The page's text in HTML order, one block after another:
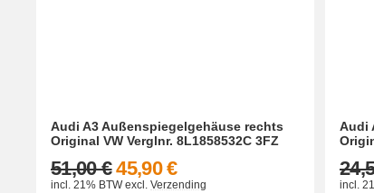
Audi A3 Außenspiegelgehäuse rechts
Original VW Verglnr. 8L1858532C 3FZ
45,90 €
51,00 €
incl. 21% BTWexcl. Verzending
Audi
incl.